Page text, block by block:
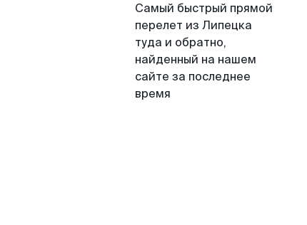
Самый быстрый прямой
перелет из Липецка
туда и обратно,
найденный на нашем
сайте за последнее
время